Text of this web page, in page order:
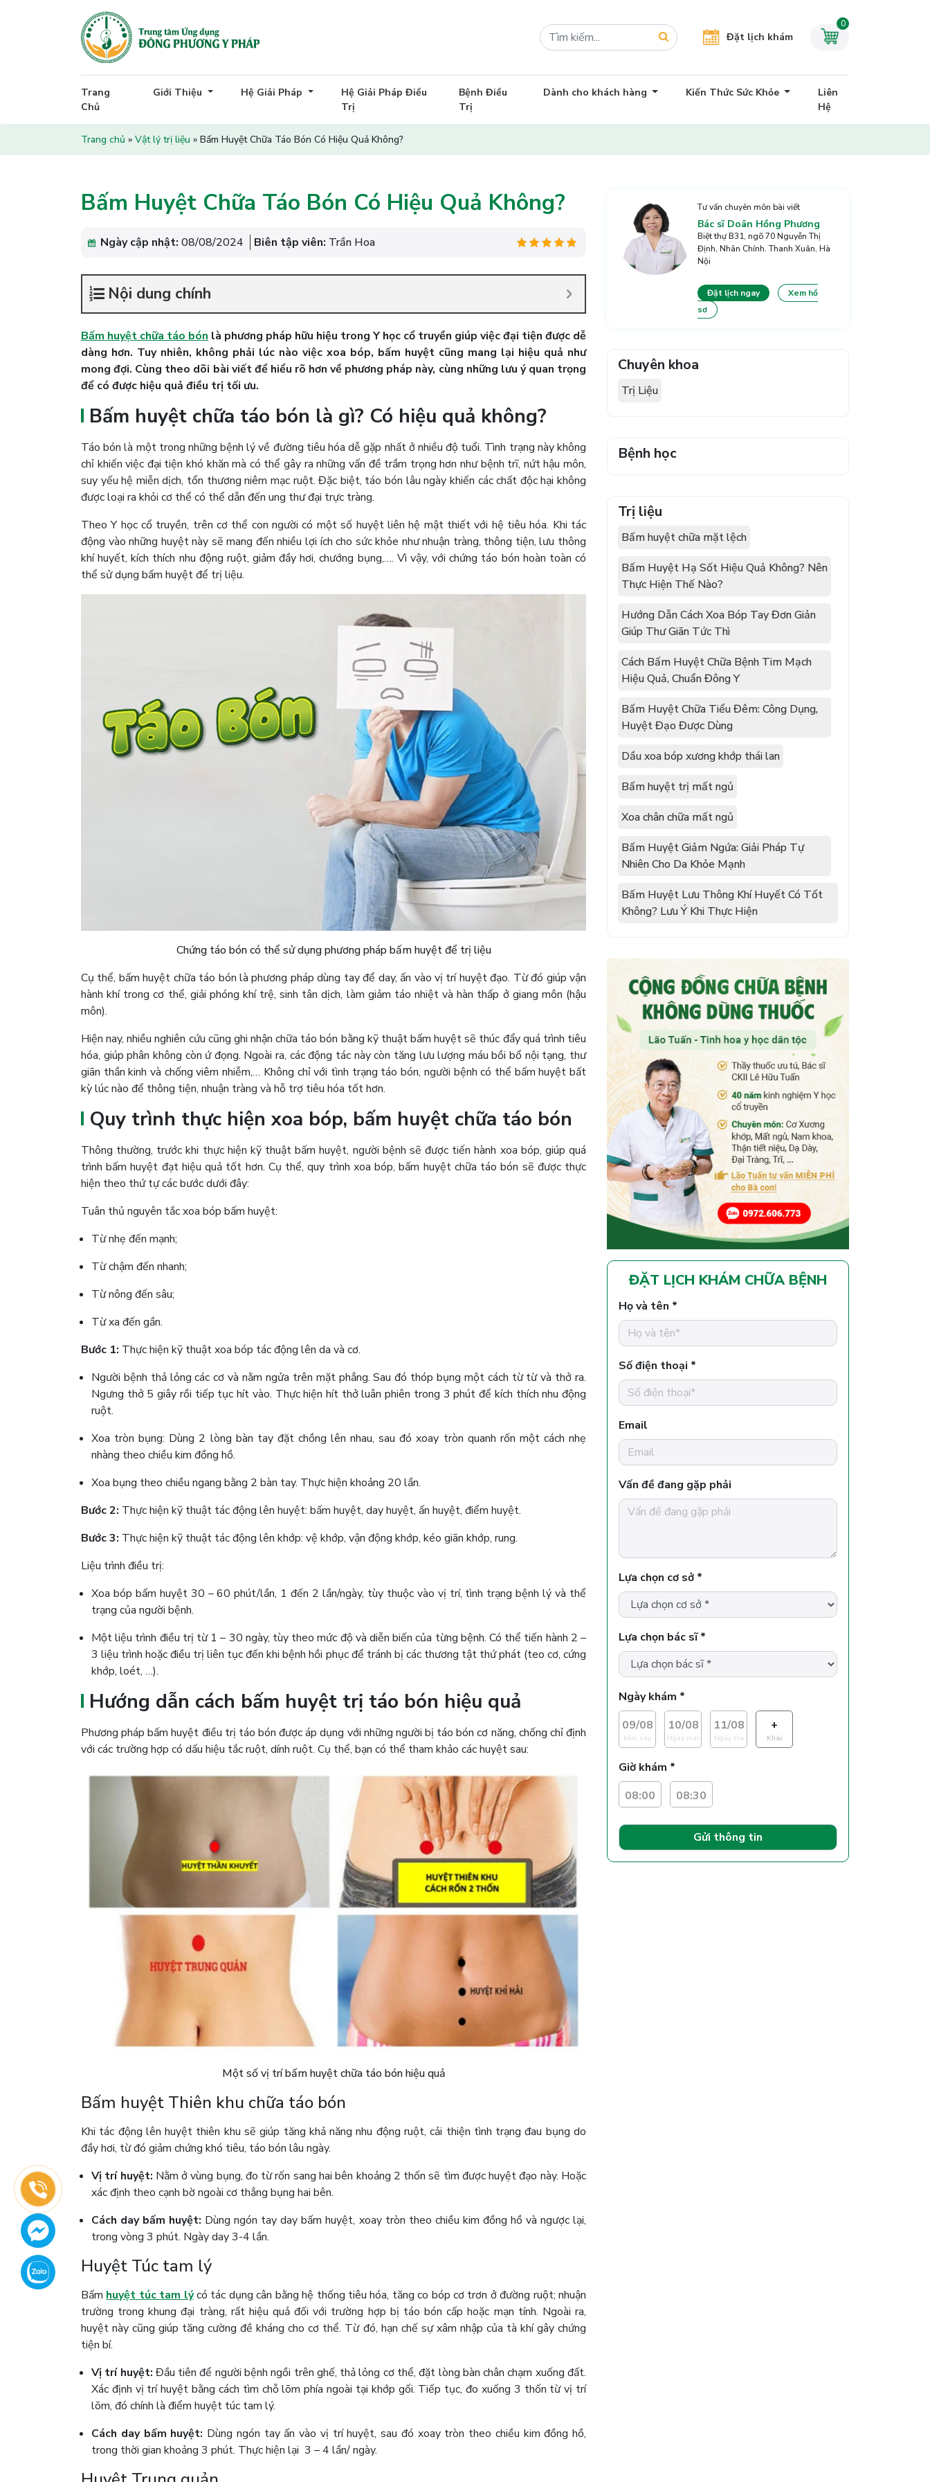
Đặt lịch khám
0
Trang
Chủ
Giới Thiệu Hệ Giải Pháp
Hệ Giải Pháp Điều
Trị
Bệnh Điều
Trị
Dành cho khách hàng Kiến Thức Sức Khỏe
Liên
Hệ
Trang chủ » Vật lý trị liệu » Bấm Huyệt Chữa Táo Bón Có Hiệu Quả Không?
Bấm Huyệt Chữa Táo Bón Có Hiệu Quả Không?
Ngày cập nhật: 08/08/2024 Biên tập viên: Trần Hoa
Nội dung chính
Bấm huyệt chữa táo bón là phương pháp hữu hiệu trong Y học cổ truyền giúp việc đại tiện được dễ
dàng hơn. Tuy nhiên, không phải lúc nào việc xoa bóp, bấm huyệt cũng mang lại hiệu quả như
mong đợi. Cùng theo dõi bài viết để hiểu rõ hơn về phương pháp này, cùng những lưu ý quan trọng
để có được hiệu quả điều trị tối ưu.
Bấm huyệt chữa táo bón là gì? Có hiệu quả không?
Táo bón là một trong những bệnh lý về đường tiêu hóa dễ gặp nhất ở nhiều độ tuổi. Tình trạng này không
chỉ khiến việc đại tiện khó khăn mà có thể gây ra những vấn đề trầm trọng hơn như bệnh trĩ, nứt hậu môn,
suy yếu hệ miễn dịch, tổn thương niêm mạc ruột. Đặc biệt, táo bón lâu ngày khiến các chất độc hại không
được loại ra khỏi cơ thể có thể dẫn đến ung thư đại trực tràng.
Theo Y học cổ truyền, trên cơ thể con người có một số huyệt liên hệ mật thiết với hệ tiêu hóa. Khi tác
động vào những huyệt này sẽ mang đến nhiều lợi ích cho sức khỏe như nhuận tràng, thông tiện, lưu thông
khí huyết, kích thích nhu động ruột, giảm đầy hơi, chướng bụng,…. Vì vậy, với chứng táo bón hoàn toàn có
thể sử dụng bấm huyệt để trị liệu.
Chứng táo bón có thể sử dụng phương pháp bấm huyệt để trị liệu
Cụ thể, bấm huyệt chữa táo bón là phương pháp dùng tay để day, ấn vào vị trí huyệt đạo. Từ đó giúp vận
hành khí trong cơ thể, giải phóng khí trệ, sinh tân dịch, làm giảm táo nhiệt và hàn thấp ở giang môn (hậu
môn).
Hiện nay, nhiều nghiên cứu cũng ghi nhận chữa táo bón bằng kỹ thuật bấm huyệt sẽ thúc đẩy quá trình tiêu
hóa, giúp phân không còn ứ đọng. Ngoài ra, các động tác này còn tăng lưu lượng máu bồi bổ nội tạng, thư
giãn thần kinh và chống viêm nhiễm,… Không chỉ với tình trạng táo bón, người bệnh có thể bấm huyệt bất
kỳ lúc nào để thông tiện, nhuận tràng và hỗ trợ tiêu hóa tốt hơn.
Quy trình thực hiện xoa bóp, bấm huyệt chữa táo bón
Thông thường, trước khi thực hiện kỹ thuật bấm huyệt, người bệnh sẽ được tiến hành xoa bóp, giúp quá
trình bấm huyệt đạt hiệu quả tốt hơn. Cụ thể, quy trình xoa bóp, bấm huyệt chữa táo bón sẽ được thực
hiện theo thứ tự các bước dưới đây:
Tuân thủ nguyên tắc xoa bóp bấm huyệt:
Từ nhẹ đến mạnh;
Từ chậm đến nhanh;
Từ nông đến sâu;
Từ xa đến gần.
Bước 1: Thực hiện kỹ thuật xoa bóp tác động lên da và cơ.
Người bệnh thả lỏng các cơ và nằm ngửa trên mặt phẳng. Sau đó thóp bụng một cách từ từ và thở ra.
Ngưng thở 5 giây rồi tiếp tục hít vào. Thực hiện hít thở luân phiên trong 3 phút để kích thích nhu động
ruột.
Xoa tròn bụng: Dùng 2 lòng bàn tay đặt chồng lên nhau, sau đó xoay tròn quanh rốn một cách nhẹ
nhàng theo chiều kim đồng hồ.
Xoa bụng theo chiều ngang bằng 2 bàn tay. Thực hiện khoảng 20 lần.
Bước 2: Thực hiện kỹ thuật tác động lên huyệt: bấm huyệt, day huyệt, ấn huyệt, điểm huyệt.
Bước 3: Thực hiện kỹ thuật tác động lên khớp: vệ khớp, vận động khớp, kéo giãn khớp, rung.
Liệu trình điều trị:
Xoa bóp bấm huyệt 30 – 60 phút/lần, 1 đến 2 lần/ngày, tùy thuộc vào vị trí, tình trạng bệnh lý và thể
trạng của người bệnh.
Một liệu trình điều trị từ 1 – 30 ngày, tùy theo mức độ và diễn biến của từng bệnh. Có thể tiến hành 2 –
3 liệu trình hoặc điều trị liên tục đến khi bệnh hồi phục để tránh bị các thương tật thứ phát (teo cơ, cứng
khớp, loét, …).
Hướng dẫn cách bấm huyệt trị táo bón hiệu quả
Phương pháp bấm huyệt điều trị táo bón được áp dụng với những người bị táo bón cơ năng, chống chỉ định
với các trường hợp có dấu hiệu tắc ruột, dính ruột. Cụ thể, bạn có thể tham khảo các huyệt sau:
Một số vị trí bấm huyệt chữa táo bón hiệu quả
Bấm huyệt Thiên khu chữa táo bón
Khi tác động lên huyệt thiên khu sẽ giúp tăng khả năng nhu động ruột, cải thiện tình trạng đau bụng do
đầy hơi, từ đó giảm chứng khó tiêu, táo bón lâu ngày.
Vị trí huyệt: Nằm ở vùng bụng, đo từ rốn sang hai bên khoảng 2 thốn sẽ tìm được huyệt đạo này. Hoặc
xác định theo cạnh bờ ngoài cơ thẳng bụng hai bên.
Cách day bấm huyệt: Dùng ngón tay day bấm huyệt, xoay tròn theo chiều kim đồng hồ và ngược lại,
trong vòng 3 phút. Ngày day 3-4 lần.
Huyệt Túc tam lý
Bấm huyệt túc tam lýcó tác dụng cân bằng hệ thống tiêu hóa, tăng co bóp cơ trơn ở đường ruột; nhuận
trường trong khung đại tràng, rất hiệu quả đối với trường hợp bị táo bón cấp hoặc mạn tính. Ngoài ra,
huyệt này cũng giúp tăng cường đề kháng cho cơ thể. Từ đó, hạn chế sự xâm nhập của tà khí gây chứng
tiện bí.
Vị trí huyệt: Đầu tiên để người bệnh ngồi trên ghế, thả lỏng cơ thể, đặt lòng bàn chân chạm xuống đất.
Xác định vị trí huyệt bằng cách tìm chỗ lõm phía ngoài tại khớp gối. Tiếp tục, đo xuống 3 thốn từ vị trí
lõm, đó chính là điểm huyệt túc tam lý.
Cách day bấm huyệt: Dùng ngón tay ấn vào vị trí huyệt, sau đó xoay tròn theo chiều kim đồng hồ,
trong thời gian khoảng 3 phút. Thực hiện lại 3 – 4 lần/ ngày.
Tư vấn chuyên môn bài viết
Bác sĩ Doãn Hồng Phương
Biệt thự B31, ngõ 70 Nguyễn Thị
Định, Nhân Chính. Thanh Xuân, Hà
Nội
Đặt lịch ngay
Xem hồ
sơ
Chuyên khoa
Trị Liệu
Bệnh học
Trị liệu
Bấm huyệt chữa mặt lệch
Bấm Huyệt Hạ Sốt Hiệu Quả Không? Nên
Thực Hiện Thế Nào?
Hướng Dẫn Cách Xoa Bóp Tay Đơn Giản
Giúp Thư Giãn Tức Thì
Cách Bấm Huyệt Chữa Bệnh Tim Mạch
Hiệu Quả, Chuẩn Đông Y
Bấm Huyệt Chữa Tiểu Đêm: Công Dụng,
Huyệt Đạo Được Dùng
Dầu xoa bóp xương khớp thái lan
Bấm huyệt trị mất ngủ
Xoa chân chữa mất ngủ
Bấm Huyệt Giảm Ngứa: Giải Pháp Tự
Nhiên Cho Da Khỏe Mạnh
Bấm Huyệt Lưu Thông Khí Huyết Có Tốt
Không? Lưu Ý Khi Thực Hiện
ĐẶT LỊCH KHÁM CHỮA BỆNH
Họ và tên *
Số điện thoại *
Email
Vấn đề đang gặp phải
Lựa chọn cơ sở *
Lựa chọn bác sĩ *
Ngày khám *
09/08
hôm nay
10/08
Ngày mai
11/08
Ngày kìa
+
Khác
Giờ khám *
08:00
08:30
Gửi thông tin